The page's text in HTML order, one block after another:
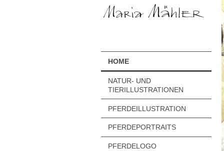
HOME
NATUR- UND
TIERILLUSTRATIONEN
PFERDEILLUSTRATION
PFERDEPORTRAITS
PFERDELOGO